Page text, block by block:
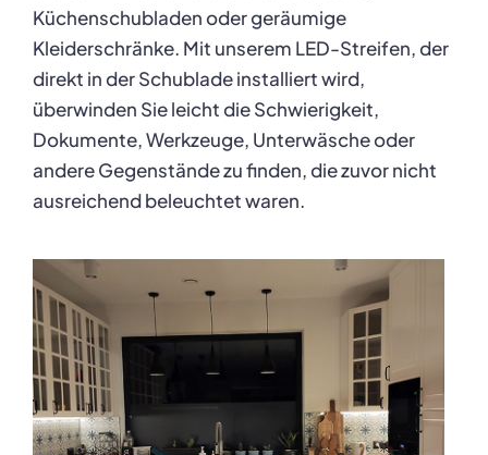
Küchenschubladen oder geräumige
Kleiderschränke. Mit unserem LED-Streifen, der
direkt in der Schublade installiert wird,
überwinden Sie leicht die Schwierigkeit,
Dokumente, Werkzeuge, Unterwäsche oder
andere Gegenstände zu finden, die zuvor nicht
ausreichend beleuchtet waren.